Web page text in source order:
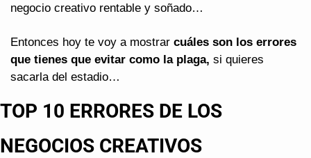
negocio creativo rentable y soñado…
Entonces hoy te voy a mostrar cuáles son los errores
que tienes que evitar como la plaga, si quieres
sacarla del estadio…
TOP 10 ERRORES DE LOS
NEGOCIOS CREATIVOS